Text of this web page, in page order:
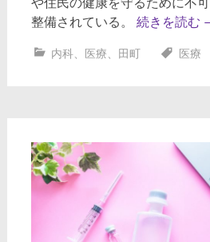
整備されている。 続きを読む
内科、 医療 田町 医療